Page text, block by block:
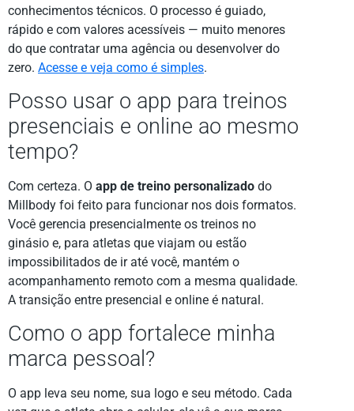
conhecimentos técnicos. O processo é guiado,
rápido e com valores acessíveis — muito menores
do que contratar uma agência ou desenvolver do
zero. Acesse e veja como é simples.
Posso usar o app para treinos
presenciais e online ao mesmo
tempo?
Com certeza. O app de treino personalizado do
Millbody foi feito para funcionar nos dois formatos.
Você gerencia presencialmente os treinos no
ginásio e, para atletas que viajam ou estão
impossibilitados de ir até você, mantém o
acompanhamento remoto com a mesma qualidade.
A transição entre presencial e online é natural.
Como o app fortalece minha
marca pessoal?
O app leva seu nome, sua logo e seu método. Cada